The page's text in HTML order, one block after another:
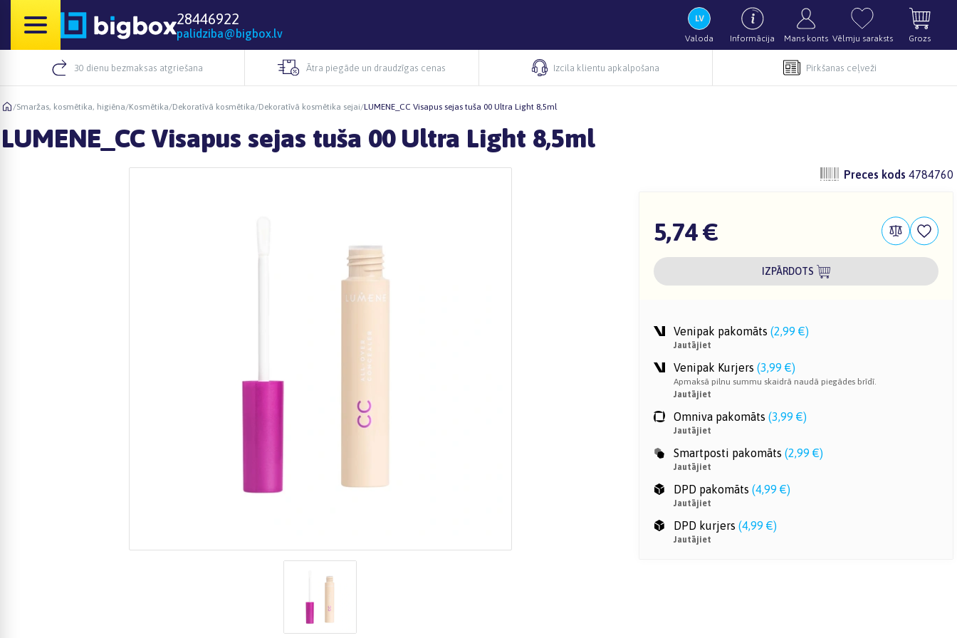
28446922
palidziba@bigbox.lv Valoda Informācija Mans konts Vēlmju saraksts Grozs
30 dienu bezmaksas atgriešana Ātra piegāde un draudzīgas cenas Izcila klientu apkalpošana Pirkšanas ceļveži
/Smaržas, kosmētika, higiēna/Kosmētika/Dekoratīvā kosmētika/Dekoratīvā kosmētika sejai/LUMENE_CC Visapus sejas tuša 00 Ultra Light 8,5ml
LUMENE_CC Visapus sejas tuša 00 Ultra Light 8,5ml
Preces kods 4784760
5,74 €
IZPĀRDOTS
Venipak pakomāts (2,99 €)
Jautājiet
Venipak Kurjers (3,99 €)
Apmaksā pilnu summu skaidrā naudā piegādes brīdī.
Jautājiet
Omniva pakomāts (3,99 €)
Jautājiet
Smartposti pakomāts (2,99 €)
Jautājiet
DPD pakomāts (4,99 €)
Jautājiet
DPD kurjers (4,99 €)
Jautājiet